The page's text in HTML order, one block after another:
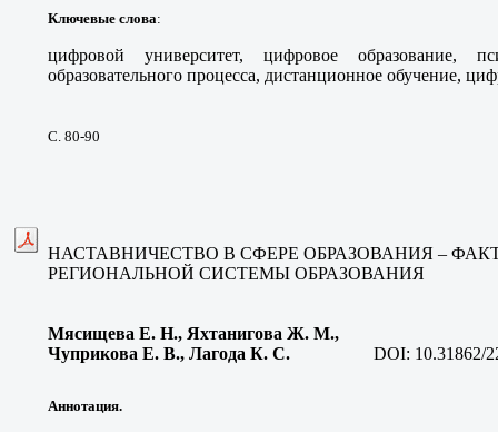
Ключевые слова:
цифровой университет, цифровое образование,
образовательного процесса, дистанционное обучение,
С. 80-90
НАСТАВНИЧЕСТВО В СФЕРЕ ОБРАЗОВАНИЯ –
РЕГИОНАЛЬНОЙ СИСТЕМЫ ОБРАЗОВАНИЯ
Мясищева Е. Н., Яхтанигова Ж. М.,
Чуприкова Е. В., Лагода К. С. DOI: 10.31862/
Аннотация.